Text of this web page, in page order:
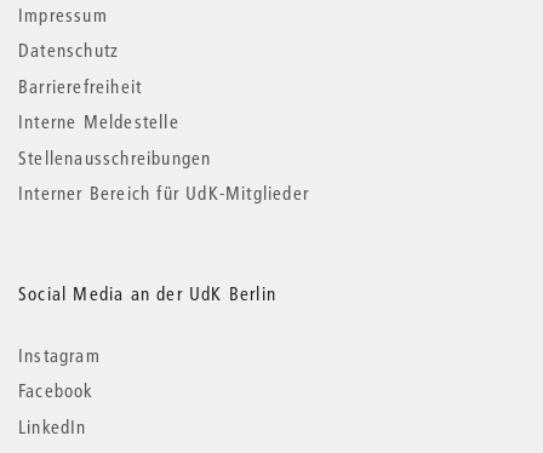
Impressum
Datenschutz
Barrierefreiheit
Interne Meldestelle
Stellenausschreibungen
Interner Bereich für UdK-Mitglieder
Social Media an der UdK Berlin
Instagram
Facebook
LinkedIn